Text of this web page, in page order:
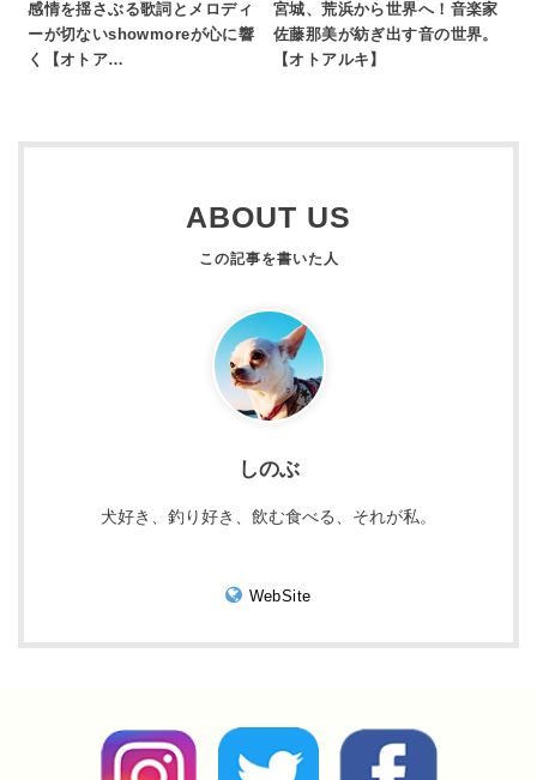
感情を揺さぶる歌詞とメロディ
ーが切ないshowmoreが心に響
く【オトア…
宮城、荒浜から世界へ！音楽家
佐藤那美が紡ぎ出す音の世界。
【オトアルキ】
ABOUT US
しのぶ
犬好き、釣り好き、飲む食べる、それが私。
WebSite